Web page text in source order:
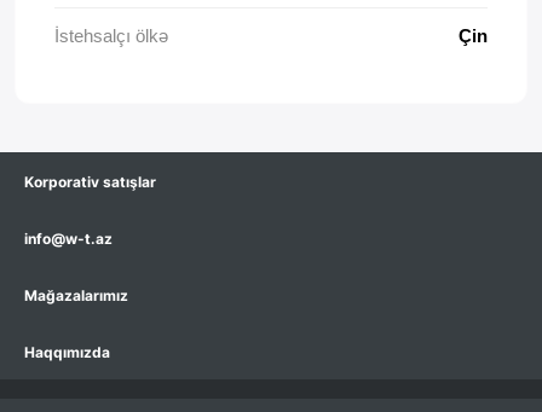
İstehsalçı ölkə Çin
Korporativ satışlar
info@w-t.az
Mağazalarımız
Haqqımızda